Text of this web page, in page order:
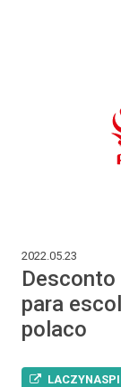
2022.05.23
Desconto
para
polaco